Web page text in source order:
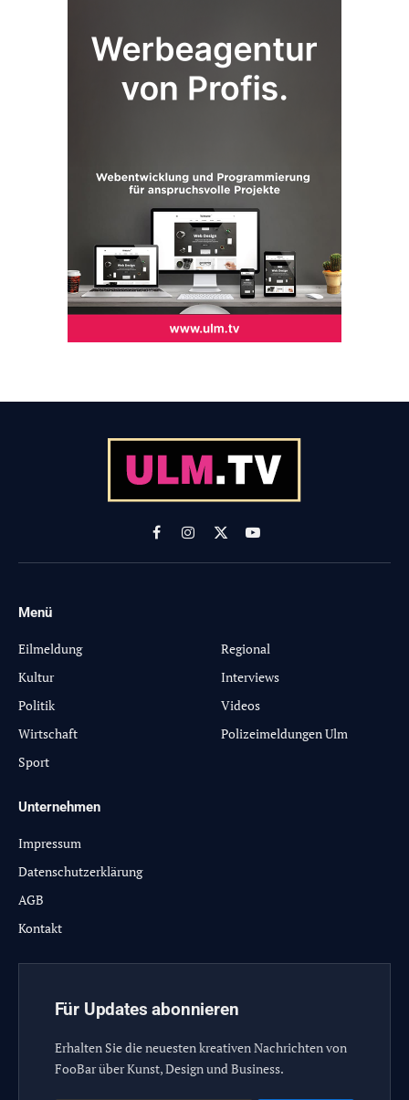
FacebookInstagram
X
(Twitter)
YouTube
Menü
Eilmeldung
Kultur
Politik
Wirtschaft
Sport
Regional
Interviews
Videos
Polizeimeldungen Ulm
Unternehmen
Impressum
Datenschutzerklärung
AGB
Kontakt
Für Updates abonnieren
Erhalten Sie die neuesten kreativen Nachrichten von
FooBar über Kunst, Design und Business.